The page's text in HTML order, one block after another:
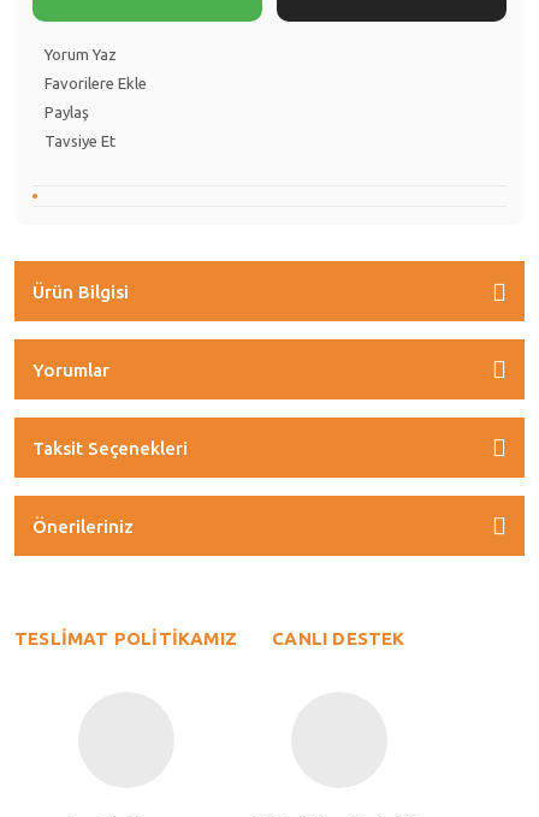
Yorum Yaz
Paylaş
Tavsiye Et
Ürün Bilgisi
Yorumlar
Taksit Seçenekleri
Önerileriniz
TESLİMAT POLİTİKAMIZ CANLI DESTEK